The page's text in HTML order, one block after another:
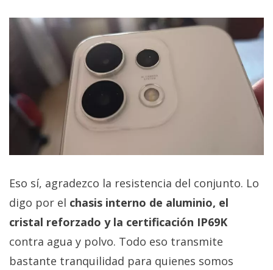
Eso sí, agradezco la resistencia del conjunto. Lo
digo por el chasis interno de aluminio, el
cristal reforzado y la certificación IP69K
contra agua y polvo. Todo eso transmite
bastante tranquilidad para quienes somos